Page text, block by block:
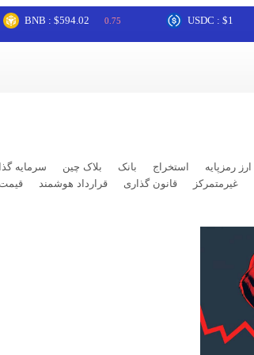
BNB : $594.02 0.75 USDC : $1
ارز رمزپایه استخراج بانک بلاک چین سرمایه
غیرمتمرکز قانون گذاری قرارداد هوشمند